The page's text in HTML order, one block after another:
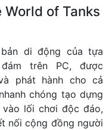
of Tanks
di động của tựa
trên PC, được
phát hành cho cả
chóng tạo dựng
lối chơi độc đáo,
nối cộng đồng người